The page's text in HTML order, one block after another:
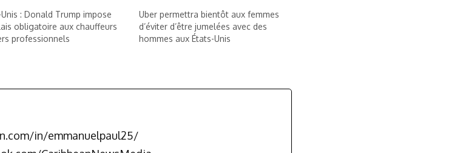
: Donald Trump impose
obligatoire aux chauffeurs
professionnels
Uber permettra bientôt aux femmes
d’éviter d’être jumelées avec des
hommes aux États-Unis
in/emmanuelpaul25/